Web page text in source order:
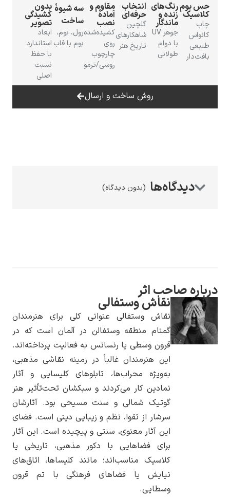
لودویگ دویچ
یوهانس فرمیر
رنگ‌های
زنده و
ماندگار
جوهر UV
با دوام
طولانی
انتخاب
حرفه‌ای
گلچین
شاهکارهای
تاریخ هنر
مقاوم و
آمادهٔ
نصب
کشیده‌شده
روی
چارچوب
سه شیوهٔ
ساخت
رول، بوم،
بوم با قاب
بدون
کشیدگی
تصویر
ابعاد
استاندارد
با حفظ
نسبت
روش ساخت و ارسال
(بدون دیدگاه)
صاحب اثر
نقاش وستفالی
نقاش وستفالی عنوانی کلی برای هنرمندان
گمنام منطقه وستفالن در آلمان است که در
قرون وسطی یا رنسانس به فعالیت پرداخته‌اند.
این هنرمندان غالباً در زمینه نقاشی مذهبی،
به‌ویژه محراب‌ها، تابلوهای کلیسایی و آثار
نمادین کار می‌کردند و سبکشان تحت‌تأثیر هنر
گوتیک شمالی و سنت مسیحی بود. آثارشان
سرشار از تقوا، نظم و زیبایی دینی است. فضای
این آثار معنوی، سنتی و پیچیده است. این آثار
برای فضاهایی با دکور مذهبی، تاریخی یا
کلاسیک مناسب‌اند؛ مانند کلیساها، اتاق‌های
نیایش یا فضاهای فرهنگی با تم قرون